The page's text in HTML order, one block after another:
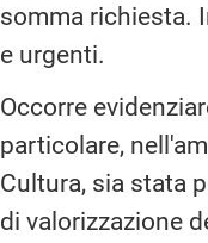
somma richiesta.
e urgenti.
Occorre
particolare,
Cultura, sia stata
di valorizzazione